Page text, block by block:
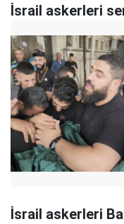
İsrail askerleri
İsrail askerleri